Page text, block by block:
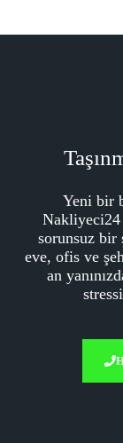
Yeni bir
Nakliyeci24
sorunsuz bir
eve, ofis ve
an